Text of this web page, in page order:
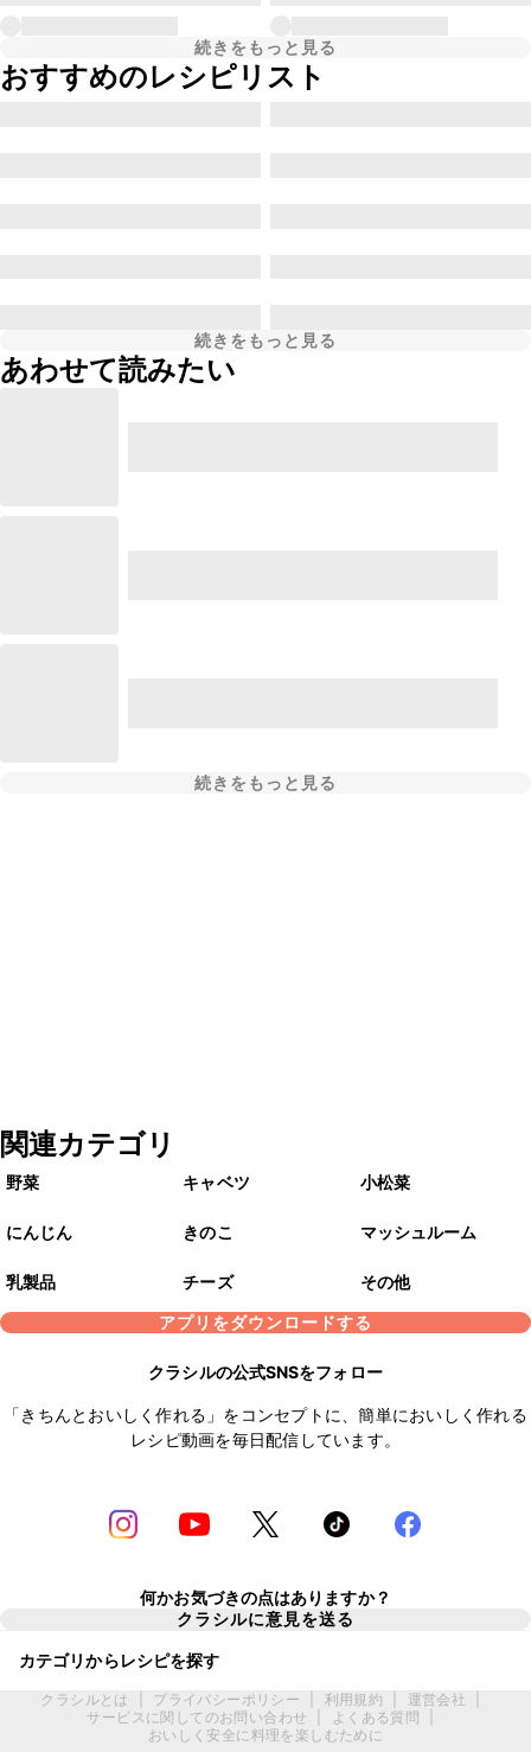
続きをもっと見る
おすすめのレシピリスト
続きをもっと見る
あわせて読みたい
続きをもっと見る
関連カテゴリ
野菜 キャベツ 小松菜
にんじん きのこ マッシュルーム
乳製品 チーズ
その他
アプリをダウンロードする
クラシルの公式SNSをフォロー
「きちんとおいしく作れる」をコンセプトに、簡単においしく作れる
レシピ動画を毎日配信しています。
何かお気づきの点はありますか？
クラシルに意見を送る
カテゴリからレシピを探す
クラシルとは プライバシーポリシー 利用規約 運営会社
サービスに関してのお問い合わせ
よくある質問
おいしく安全に料理を楽しむために